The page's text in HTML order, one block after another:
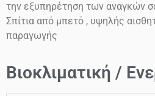
την εξυπηρέτηση των αναγκών
Σπίτια από μπετό , υψηλής
παραγωγής
Βιοκλιματική /